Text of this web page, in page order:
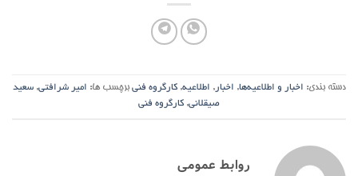
دسته بندی: اخبار و اطلاعیه‌ها, اخبار, اطلاعیه,کارگروه فنی برچسب ها: امیر شرافتی,سعید
صیقلانی, کارگروه فنی
روابط عمومی